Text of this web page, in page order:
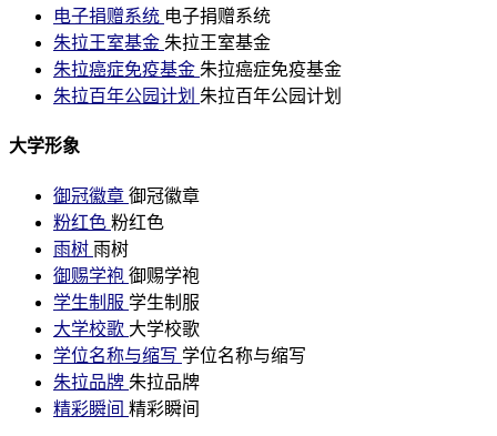
电子捐赠系统 电子捐赠系统
朱拉王室基金 朱拉王室基金
朱拉癌症免疫基金 朱拉癌症免疫基金
朱拉百年公园计划 朱拉百年公园计划
大学形象
御冠徽章 御冠徽章
粉红色 粉红色
雨树 雨树
御赐学袍 御赐学袍
学生制服 学生制服
大学校歌 大学校歌
学位名称与缩写 学位名称与缩写
朱拉品牌 朱拉品牌
精彩瞬间 精彩瞬间